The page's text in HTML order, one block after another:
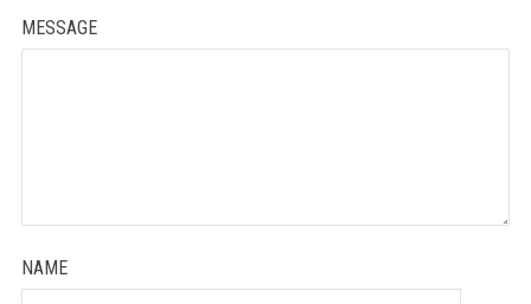
MESSAGE
NAME